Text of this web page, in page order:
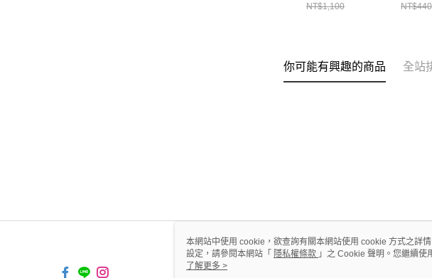
NT$1,100 NT$440
你可能有興趣的商品 全站
關於我們
本網站中使用 cookie，欲查詢有關本網站使用 cookie 方式之詳
設定，請參閱本網站「 隱私權條款 」之 Cookie 聲明。您繼續
使用 cookie。
了解更多 >